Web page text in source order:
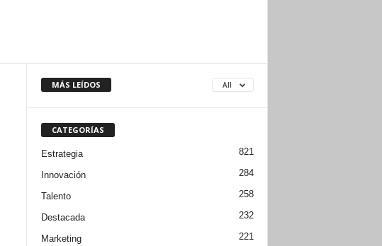
MÁS LEÍDOS All
CATEGORÍAS
Estrategia 821
Innovación 284
Talento 258
Destacada 232
Marketing 221